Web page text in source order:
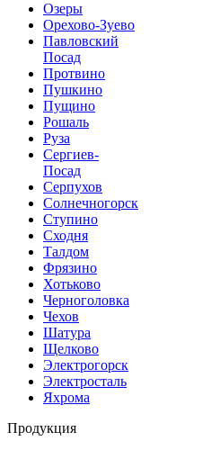
Озеры
Орехово-Зуево
Павловский
Посад
Протвино
Пушкино
Пущино
Рошаль
Руза
Сергиев-
Посад
Серпухов
Солнечногорск
Ступино
Сходня
Талдом
Фрязино
Хотьково
Черноголовка
Чехов
Шатура
Щелково
Электрогорск
Электросталь
Яхрома
Продукция